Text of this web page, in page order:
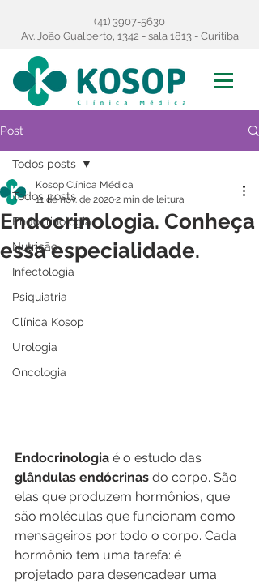
(41) 3907-5630
Av. João Gualberto, 1342 - sala 1813 - Curitiba
Post
Todos posts
Endocrinologia
Nutrição
Infectologia
Psiquiatria
Clínica Kosop
Urologia
Oncologia
Todos posts
Endocrinologia. Conheça
essa especialidade.
Kosop Clínica Médica
11 de nov. de 20202 min de leitura
Endocrinologia é o estudo das
glândulas endócrinas do corpo. São
elas que produzem hormônios, que
são moléculas que funcionam como
mensageiros por todo o corpo. Cada
hormônio tem uma tarefa: é
projetado para desencadear uma